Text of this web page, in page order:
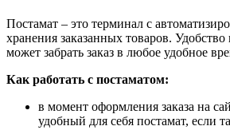
Постамат – это терминал с
хранения заказанных товаров. Удобство
может забрать заказ в любое удобное
Как работать с постаматом:
в момент оформления заказа на
удобный для себя постамат, если